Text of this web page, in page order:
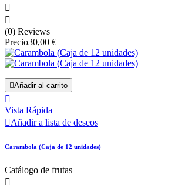


(0) Reviews
Precio30,00 €
Añadir al carrito

Vista Rápida
Añadir a lista de deseos
Carambola (Caja de 12 unidades)
Catálogo de frutas
